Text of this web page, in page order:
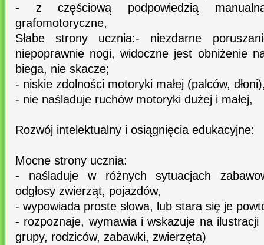
- z częściową podpowiedzią
grafomotoryczne,
Słabe strony ucznia:- niezdarne
niepoprawnie nogi, widoczne jest obniżenie
biega, nie skacze;
- niskie zdolności motoryki małej (palców,
- nie naśladuje ruchów motoryki dużej i małej,
Rozwój intelektualny i osiągnięcia edukacyjne:
Mocne strony ucznia:
- naśladuje w różnych sytuacjach
odgłosy zwierząt, pojazdów,
- wypowiada proste słowa, lub stara się je
- rozpoznaje, wymawia i wskazuje na
grupy, rodziców, zabawki, zwierzęta)